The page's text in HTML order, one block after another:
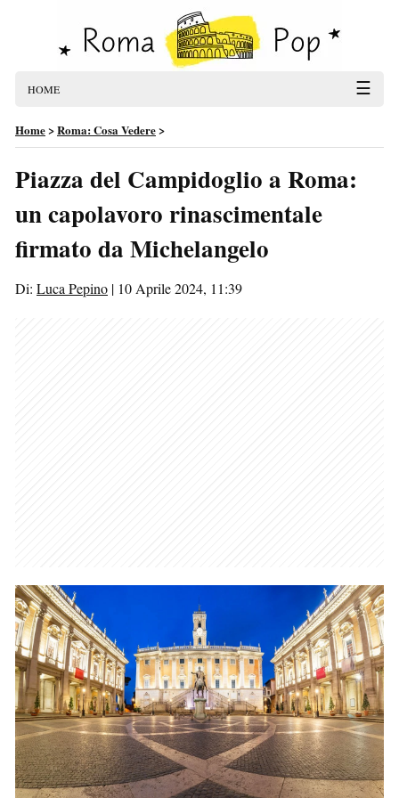
HOME ☰
Home>Roma: Cosa Vedere>
Piazza del Campidoglio a Roma:
un capolavoro rinascimentale
firmato da Michelangelo
Di: Luca Pepino | 10 Aprile 2024, 11:39